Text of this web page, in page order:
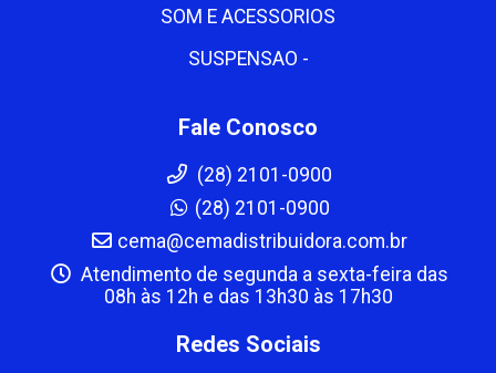
SOM E ACESSORIOS
SUSPENSAO -
Fale Conosco
(28) 2101-0900
(28) 2101-0900
cema@cemadistribuidora.com.br
Atendimento de segunda a sexta-feira das
08h às 12h e das 13h30 às 17h30
Redes Sociais